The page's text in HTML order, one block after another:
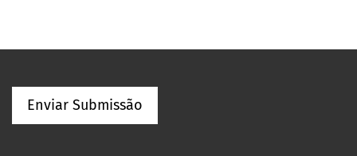
Enviar Submissão